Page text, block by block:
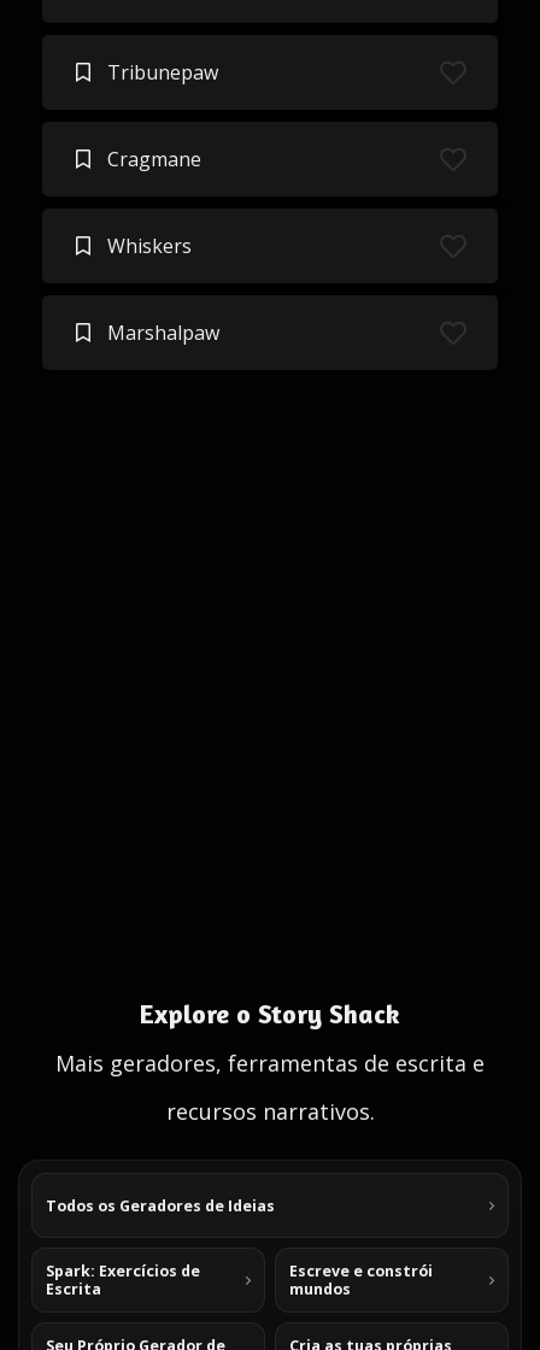
Tribunepaw
Cragmane
Whiskers
Marshalpaw
Explore o Story Shack
Mais geradores, ferramentas de escrita e
recursos narrativos.
Todos os Geradores de Ideias
Spark: Exercícios de
Escrita
Escreve e constrói
mundos
Seu Próprio Gerador de Cria as tuas próprias